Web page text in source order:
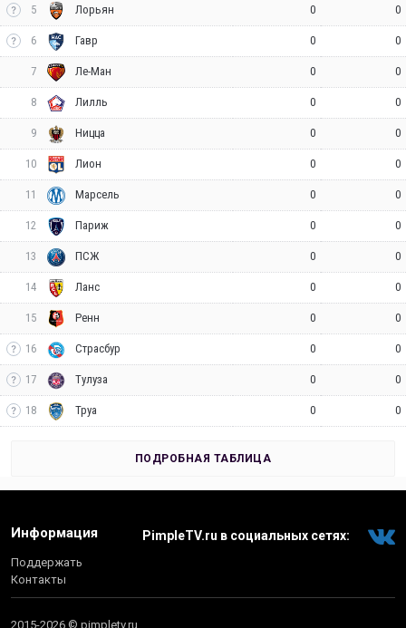
5 Лорьян 0 0
6 Гавр 0 0
7 Ле-Ман 0 0
8 Лилль 0 0
9 Ницца 0 0
10 Лион 0 0
11 Марсель 0 0
12 Париж 0 0
13 ПСЖ 0 0
14 Ланс 0 0
15 Ренн 0 0
16 Страсбур 0 0
17 Тулуза 0 0
18 Труа 0 0
ПОДРОБНАЯ ТАБЛИЦА
Информация
Поддержать
Контакты
PimpleTV.ru в социальных сетях:
2015-2026 © pimpletv.ru